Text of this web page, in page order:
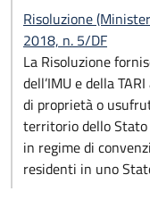
Risoluzione
2018, n. 5/DF
La Risoluzione
dell’IMU e della
di proprietà o
territorio dello
in regime di
residenti in uno